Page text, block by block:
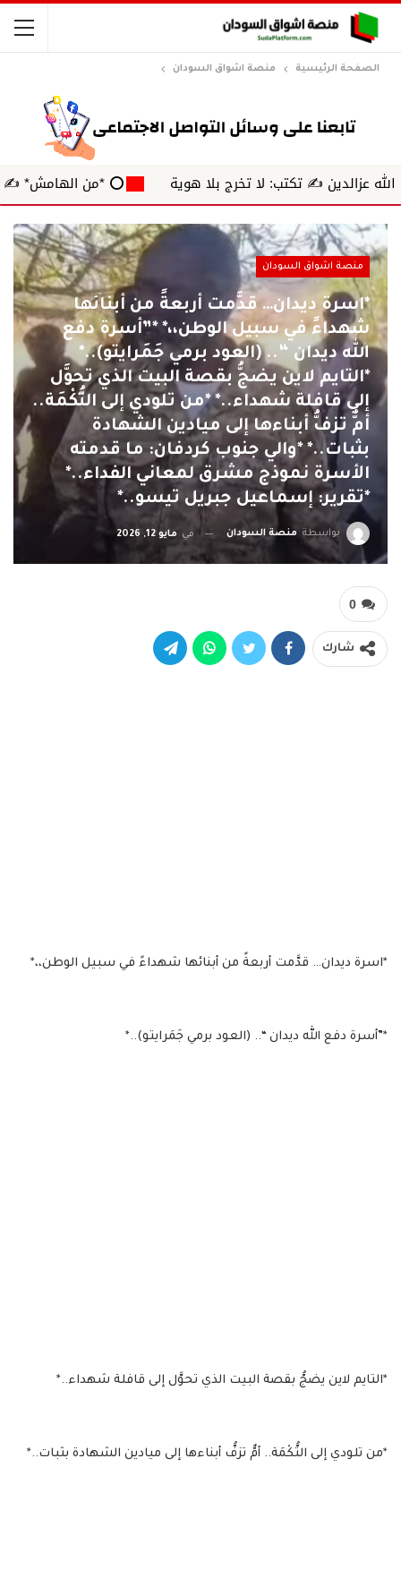
الصفحة الرئيسية منصة اشواق السودان
✍️ تكتب: لا تخرج بلا هوية ⭕ *من الهامش* ✍️ بشرى بشير
منصة اشواق السودان
*اسرة ديدان… قدَّمت أربعةً من أبنائها
شهداءً في سبيل الوطن،،* *”أسرة دفع
الله ديدان “.. (العود برمي جَمَرايتو)..*
*التايم لاين يضجُّ بقصة البيت الذي تحوَّل
إلى قافلة شهداء..* *من تلودي إلى التُّكْمَة..
أمٌّ تزفُّ أبناءها إلى ميادين الشهادة
بثبات..* *والي جنوب كردفان: ما قدمته
الأسرة نموذج مشرق لمعاني الفداء..*
*تقرير: إسماعيل جبريل تيسو..*
بواسطة منصة السودان في مايو 12, 2026
0
شارك
*اسرة ديدان… قدَّمت أربعةً من أبنائها شهداءً في سبيل الوطن،،*
*”أسرة دفع الله ديدان “.. (العود برمي جَمَرايتو)..*
*التايم لاين يضجُّ بقصة البيت الذي تحوَّل إلى قافلة شهداء..*
*من تلودي إلى التُّكْمَة.. أمٌّ تزفُّ أبناءها إلى ميادين الشهادة بثبات..*